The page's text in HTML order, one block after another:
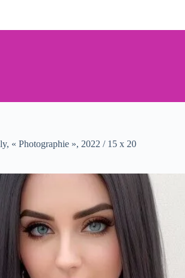
« Photographie », 2022 / 15 x 20